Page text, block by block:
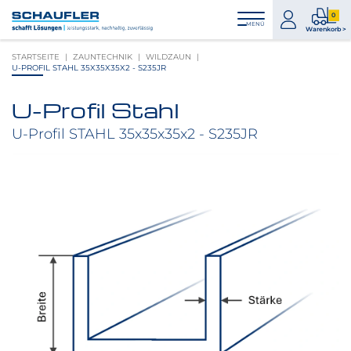
Inhalt
Hauptnavigation
Footernavigation
Logo
Schaufler
verlinkt
zur
MENÜ
zum
Konto
0
Warenkorb >
0
STARTSEITE ZAUNTECHNIK
WILDZAUN
U-PROFIL STAHL 35X35X35X2 - S235JR
Produktbilder
U-Profil Stahl
U-Profil STAHL 35x35x35x2 - S235JR